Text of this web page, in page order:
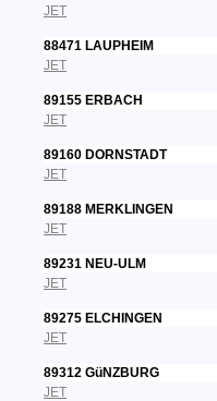
JET
88471 LAUPHEIM
JET
89155 ERBACH
JET
89160 DORNSTADT
JET
89188 MERKLINGEN
JET
89231 NEU-ULM
JET
89275 ELCHINGEN
JET
89312 GüNZBURG
JET